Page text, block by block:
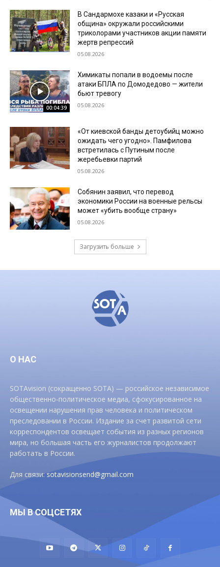
В Сандармохе казаки и «Русская
община» окружали российскими
триколорами участников акции памяти
жертв репрессий
05.08.2026
00:04:39
Химикаты попали в водоемы после
атаки БПЛА по Домодедово — жители
бьют тревогу
05.08.2026
«От киевской банды детоубийц можно
ожидать чего угодно». Памфилова
встретилась с Путиным после
жеребьевки партий
05.08.2026
Собянин заявил, что перевод
экономики России на военные рельсы
может «убить вообще страну»
05.08.2026
Загрузить больше
О НАС
SOTAvision (сокращенно SOTA) — российское независимое
общественно-политическое медиа, сфокусированное на
освещении нарушения прав человека и политическом
преследовании в России. Издание за счет развитой сети
корреспондентов освещает события из разных регионов
мира, но большая часть его журналистов продолжают
работать в России.
Для связи:sotavisionsend@gmail.com
МЫ В СОЦСЕТЯХ